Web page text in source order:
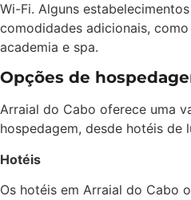
Wi-Fi. Alguns
comodidades adicionais,
academia e spa.
Opções de
Arraial do Cabo oferece uma
hospedagem, desde hotéis de
Hotéis
Os hotéis em Arraial do Cabo